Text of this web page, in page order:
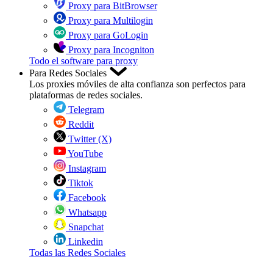
Proxy para BitBrowser
Proxy para Multilogin
Proxy para GoLogin
Proxy para Incogniton
Todo el software para proxy
Para Redes Sociales
Los proxies móviles de alta confianza son perfectos para
plataformas de redes sociales.
Telegram
Reddit
Twitter (X)
YouTube
Instagram
Tiktok
Facebook
Whatsapp
Snapchat
Linkedin
Todas las Redes Sociales